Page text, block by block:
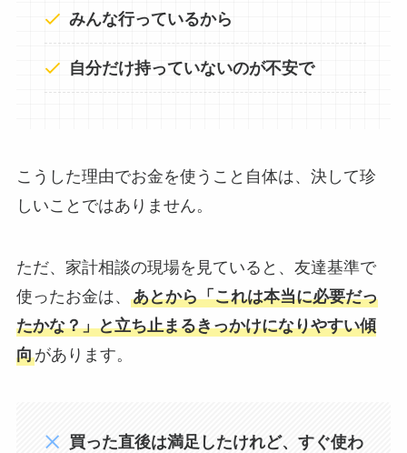
みんな行っているから
自分だけ持っていないのが不安で
こうした理由でお金を使うこと自体は、決して珍
しいことではありません。
ただ、家計相談の現場を見ていると、友達基準で
使ったお金は、 あとから「これは本当に必要だっ
たかな？」と立ち止まるきっかけになりやすい傾
向があります。
買った直後は満足したけれど、すぐ使わ